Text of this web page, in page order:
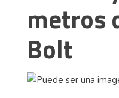
metros
Bolt